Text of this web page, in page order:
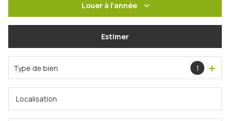
De l'immo pro
Louer à l'année
En saisonnier
Estimer
Type de bien 1